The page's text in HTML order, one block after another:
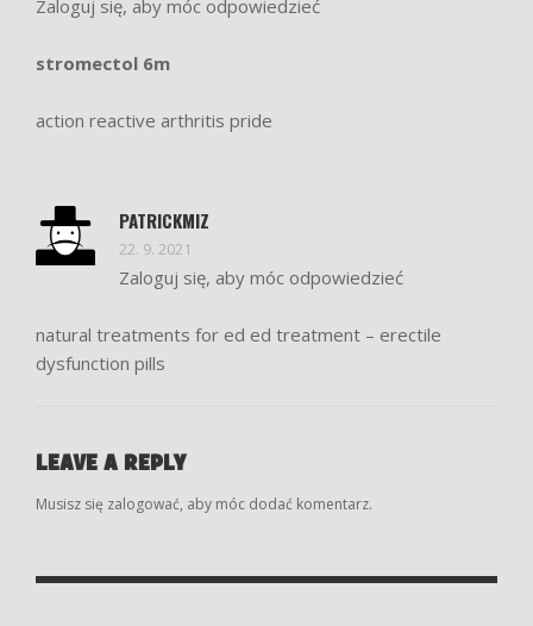
Zaloguj się, aby móc odpowiedzieć
stromectol 6m
action reactive arthritis pride
PATRICKMIZ
22. 9. 2021
Zaloguj się, aby móc odpowiedzieć
natural treatments for ed ed treatment – erectile
dysfunction pills
LEAVE A REPLY
Musisz się zalogować, aby móc dodać komentarz.